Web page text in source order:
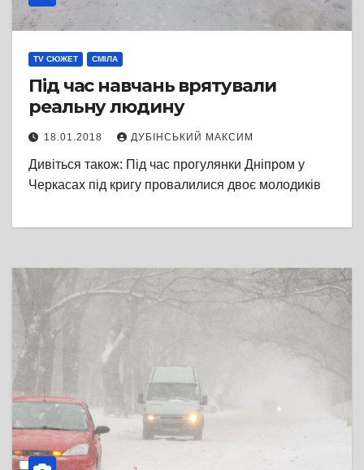
TV СЮЖЕТ СМІЛА
Під час навчань врятували
реальну людину
18.01.2018 ДУБІНСЬКИЙ МАКСИМ
Дивіться також: Під час прогулянки Дніпром у
Черкасах під кригу провалилися двоє молодиків